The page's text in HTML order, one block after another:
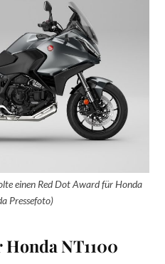
einen Red Dot Award für Honda
Pressefoto)
NT1100